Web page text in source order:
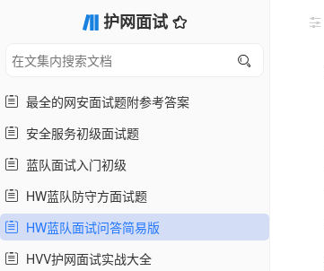
护网面试
最全的网安面试题附参考答案
安全服务初级面试题
蓝队面试入门初级
HW蓝队防守方面试题
HW蓝队面试问答简易版
HVV护网面试实战大全